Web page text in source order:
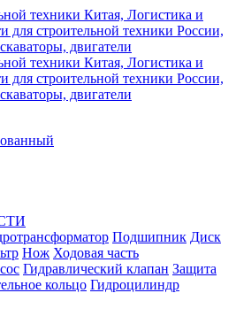
Подшипник Диск
Нож Ходовая часть
Гидравлический клапан Защита
кольцо Гидроцилиндр